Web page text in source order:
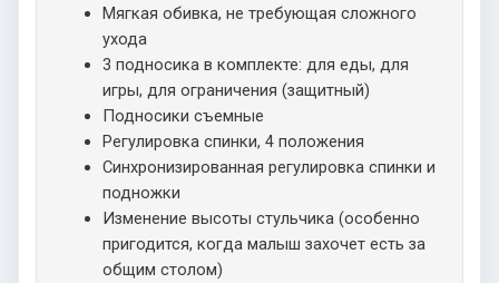
Мягкая обивка, не требующая сложного
ухода
3 подносика в комплекте: для еды, для
игры, для ограничения (защитный)
Подносики съемные
Регулировка спинки, 4 положения
Синхронизированная регулировка спинки и
подножки
Изменение высоты стульчика (особенно
пригодится, когда малыш захочет есть за
общим столом)